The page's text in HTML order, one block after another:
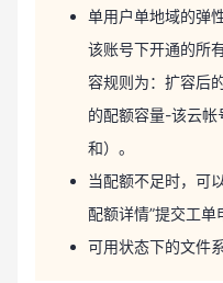
单用户单地域的弹
该账号下开通的所
容规则为：扩容后
的配额容量-该云帐
和）。
当配额不足时，可
配额详情”提交工单
可用状态下的文件